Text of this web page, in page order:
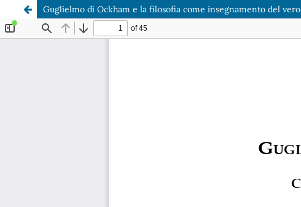
Guglielmo di Ockham e la filosofia come insegnamento del vero